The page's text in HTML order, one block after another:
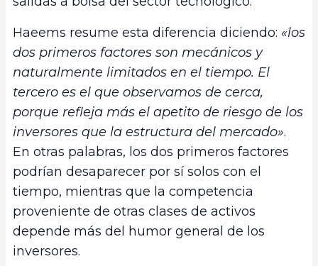
Haeems resume esta diferencia diciendo: «los
dos primeros factores son mecánicos y
naturalmente limitados en el tiempo. El
tercero es el que observamos de cerca,
porque refleja más el apetito de riesgo de los
inversores que la estructura del mercado».
En otras palabras, los dos primeros factores
podrían desaparecer por sí solos con el
tiempo, mientras que la competencia
proveniente de otras clases de activos
depende más del humor general de los
inversores.